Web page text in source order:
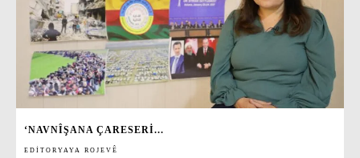
‘NAVNÎŞANA ÇARESERI...
EDITORYAYA ROJEVÊ